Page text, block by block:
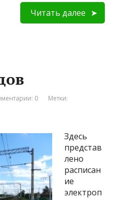
Читать далее
0
Метки:
Здесь
представ
лено
расписан
ие
электроп